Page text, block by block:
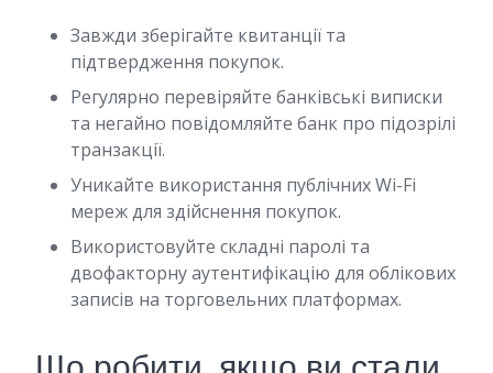
Завжди зберігайте квитанції та
підтвердження покупок.
Регулярно перевіряйте банківські виписки
та негайно повідомляйте банк про підозрілі
транзакції.
Уникайте використання публічних Wi-Fi
мереж для здійснення покупок.
Використовуйте складні паролі та
двофакторну аутентифікацію для облікових
записів на торговельних платформах.